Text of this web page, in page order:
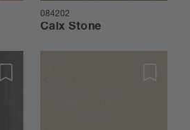
084202
Calx Stone